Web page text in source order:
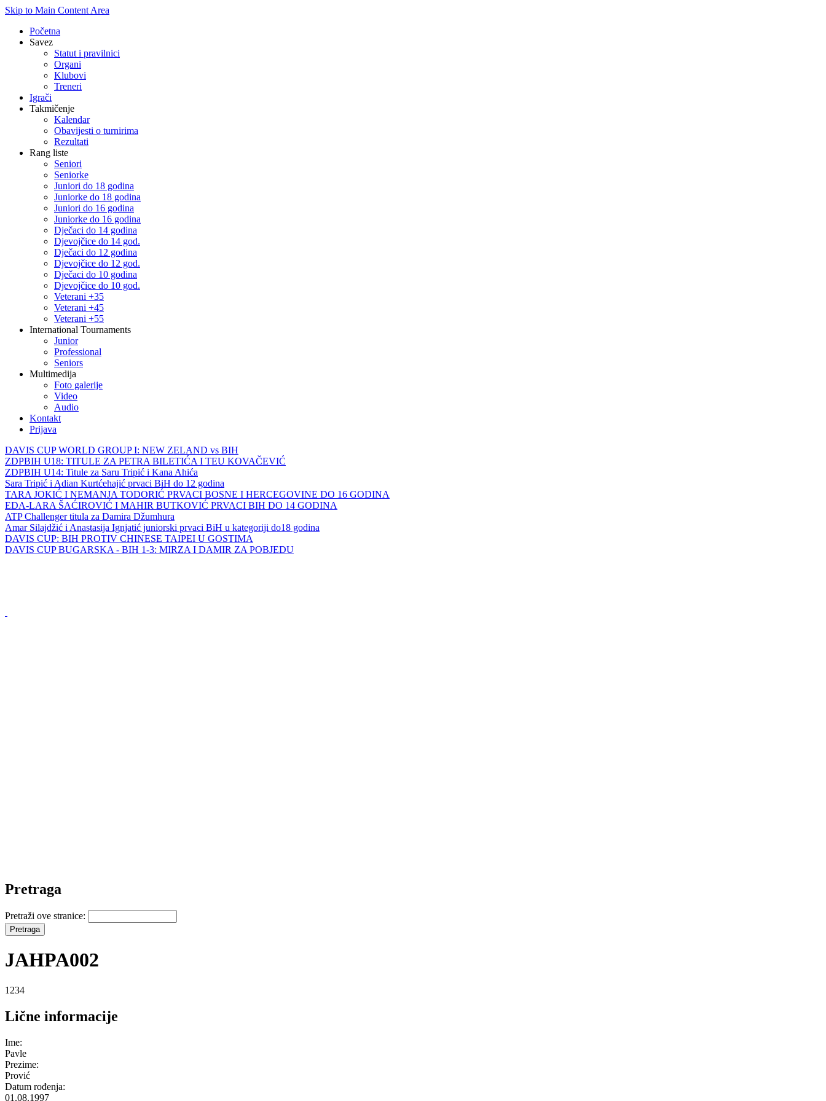
Skip to Main Content Area
Početna
Savez
Statut i pravilnici
Organi
Klubovi
Treneri
Igrači
Takmičenje
Kalendar
Obavijesti o turnirima
Rezultati
Rang liste
Seniori
Seniorke
Juniori do 18 godina
Juniorke do 18 godina
Juniori do 16 godina
Juniorke do 16 godina
Dječaci do 14 godina
Djevojčice do 14 god.
Dječaci do 12 godina
Djevojčice do 12 god.
Dječaci do 10 godina
Djevojčice do 10 god.
Veterani +35
Veterani +45
Veterani +55
International Tournaments
Junior
Professional
Seniors
Multimedija
Foto galerije
Video
Audio
Kontakt
Prijava
DAVIS CUP WORLD GROUP I: NEW ZELAND vs BIH
ZDPBIH U18: TITULE ZA PETRA BILETIĆA I TEU KOVAČEVIĆ
ZDPBIH U14: Titule za Saru Tripić i Kana Ahića
Sara Tripić i Adian Kurtćehajić prvaci BiH do 12 godina
TARA JOKIĆ I NEMANJA TODORIĆ PRVACI BOSNE I HERCEGOVINE DO 16 GODINA
EDA-LARA ŠAĆIROVIĆ I MAHIR BUTKOVIĆ PRVACI BIH DO 14 GODINA
ATP Challenger titula za Damira Džumhura
Amar Silajdžić i Anastasija Ignjatić juniorski prvaci BiH u kategoriji do18 godina
DAVIS CUP: BIH PROTIV CHINESE TAIPEI U GOSTIMA
DAVIS CUP BUGARSKA - BIH 1-3: MIRZA I DAMIR ZA POBJEDU
Pretraga
Pretraži ove stranice:
JAHPA002
1234
Lične informacije
Ime:
Pavle
Prezime:
Prović
Datum rođenja:
01.08.1997